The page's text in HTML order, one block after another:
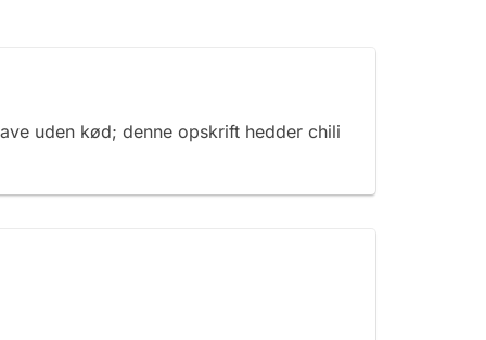
uden kød; denne opskrift hedder chili